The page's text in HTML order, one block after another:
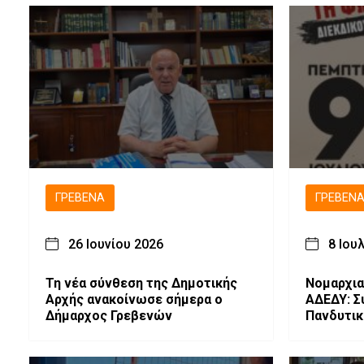
ΓΡΕΒΕΝΆ
26 Ιουνίου 2026
Τη νέα σύνθεση της Δημοτικής
Αρχής ανακοίνωσε σήμερα ο
Δήμαρχος Γρεβενών
8
ΑΔΕΔΥ: